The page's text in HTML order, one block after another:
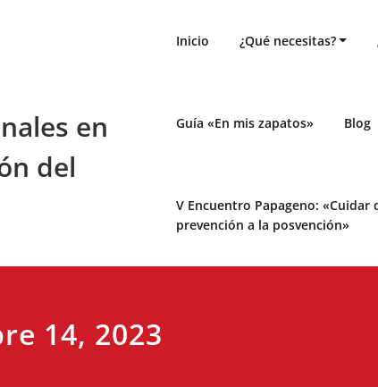
en
del
Inicio ¿Qué necesitas?
Guía «En mis zapatos» Blog
V Encuentro Papageno:
prevención a la posvención»
14, 2023